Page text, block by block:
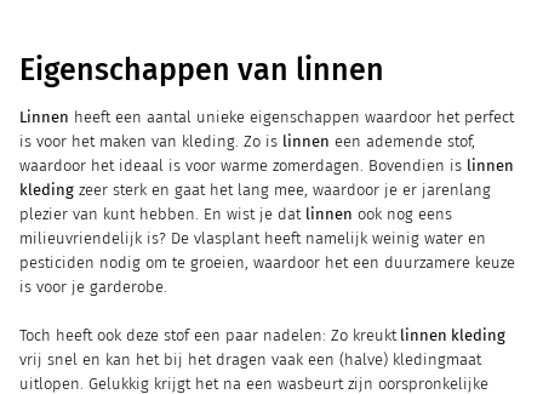
Eigenschappen van linnen
Linnen heeft een aantal unieke eigenschappen waardoor het perfect
is voor het maken van kleding. Zo is linnen een ademende stof,
waardoor het ideaal is voor warme zomerdagen. Bovendien is linnen
kleding zeer sterk en gaat het lang mee, waardoor je er jarenlang
plezier van kunt hebben. En wist je dat linnen ook nog eens
milieuvriendelijk is? De vlasplant heeft namelijk weinig water en
pesticiden nodig om te groeien, waardoor het een duurzamere keuze
is voor je garderobe.
Toch heeft ook deze stof een paar nadelen: Zo kreuktlinnen kleding
vrij snel en kan het bij het dragen vaak een (halve) kledingmaat
uitlopen. Gelukkig krijgt het na een wasbeurt zijn oorspronkelijke